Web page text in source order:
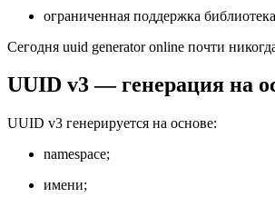
ограниченная поддержка
Сегодня uuid generator online почти
UUID v3 — генерация на
UUID v3 генерируется на основе:
namespace;
имени;